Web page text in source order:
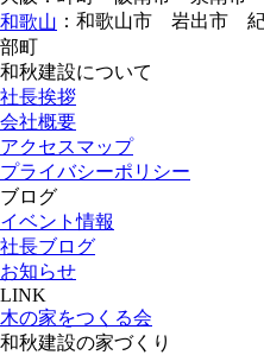
和歌山 ：和歌山市 岩出市
部町
和秋建設について
社長挨拶
会社概要
アクセスマップ
プライバシーポリシー
ブログ
イベント情報
社長ブログ
お知らせ
LINK
木の家をつくる会
和秋建設の家づくり